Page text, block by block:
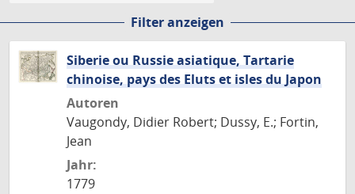
Filter anzeigen
Siberie ou Russie asiatique, Tartarie
chinoise, pays des Eluts et isles du Japon
Autoren
Vaugondy, Didier Robert; Dussy, E.; Fortin,
Jean
Jahr:
1779